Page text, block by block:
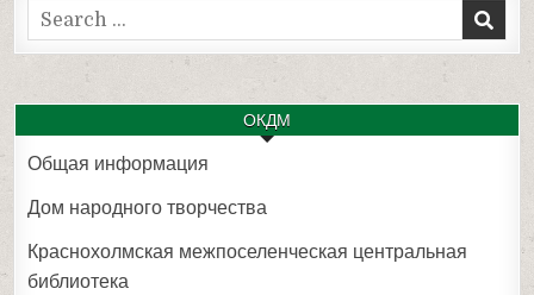
Search
for:
ОКДМ
Общая информация
Дом народного творчества
Краснохолмская межпоселенческая центральная
библиотека